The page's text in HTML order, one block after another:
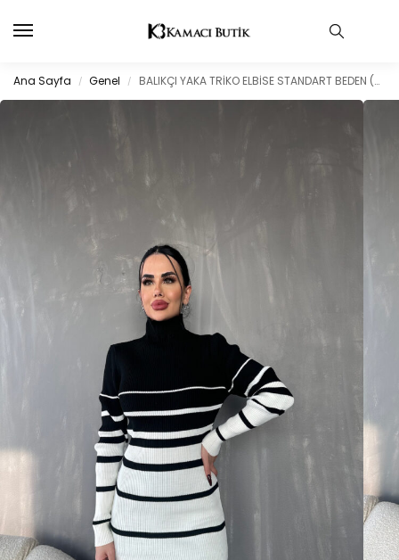
Ana Sayfa / Genel / BALIKÇI YAKA TRİKO ELBİSE STANDART BEDEN (S/M/L/XL)UYUMLUDUR